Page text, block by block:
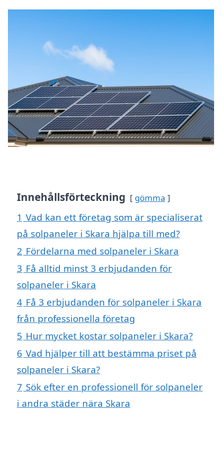
Innehållsförteckning gömma
1 Vad kan ett företag som är specialiserat
på solpaneler i Skara hjälpa till med?
2 Fördelarna med solpaneler i Skara
3 Få alltid minst 3 erbjudanden för
solpaneler i Skara
4 Få 3 erbjudanden för solpaneler i Skara
från professionella företag
5 Hur mycket kostar solpaneler i Skara?
6 Vad hjälper till att bestämma priset på
solpaneler i Skara?
7 Sök efter en professionell för solpaneler
i andra städer nära Skara